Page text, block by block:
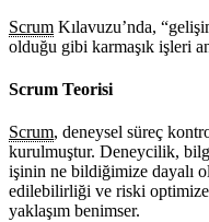
Scrum Kılavuzu’nda,
olduğu gibi karmaşık işleri
Scrum Teorisi
Scrum, deneysel süreç
kurulmuştur. Deneycilik,
işinin ne bildiğimize dayalı
edilebilirliği ve riski optimize
yaklaşım benimser.